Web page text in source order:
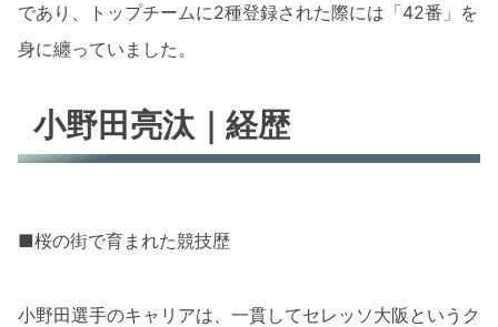
であり、トップチームに2種登録された際には「42番」を
身に纏っていました。
小野田亮汰｜経歴
■桜の街で育まれた競技歴
小野田選手のキャリアは、一貫してセレッソ大阪というク